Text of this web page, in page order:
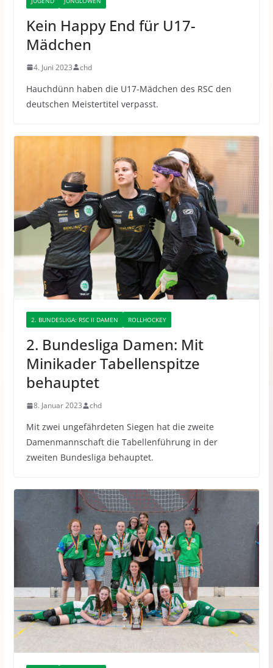
Kein Happy End für U17-
Mädchen
4. Juni 2023 chd
Hauchdünn haben die U17-Mädchen des RSC den
deutschen Meistertitel verpasst.
2. BUNDESLIGA: RSC II DAMEN ROLLHOCKEY
2. Bundesliga Damen: Mit
Minikader Tabellenspitze
behauptet
8. Januar 2023 chd
Mit zwei ungefährdeten Siegen hat die zweite
Damenmannschaft die Tabellenführung in der
zweiten Bundesliga behauptet.